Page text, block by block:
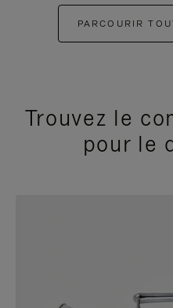
PARCOURIR
Trouvez le
pour le